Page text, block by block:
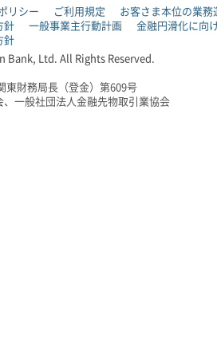
リシー ご利用規定
お客さま本位の業務
針
一般事業主行動計画
金融円滑化に向
針
Bank, Ltd. All Rights Reserved.
東財務局長（登金）第609号
一般社団法人金融先物取引業協会